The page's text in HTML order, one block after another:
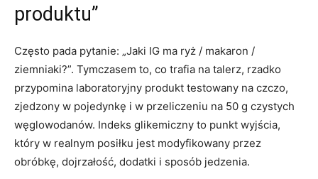
produktu”
Często pada pytanie: „Jaki IG ma ryż / makaron /
ziemniaki?”. Tymczasem to, co trafia na talerz, rzadko
przypomina laboratoryjny produkt testowany na czczo,
zjedzony w pojedynkę i w przeliczeniu na 50 g czystych
węglowodanów. Indeks glikemiczny to punkt wyjścia,
który w realnym posiłku jest modyfikowany przez
obróbkę, dojrzałość, dodatki i sposób jedzenia.